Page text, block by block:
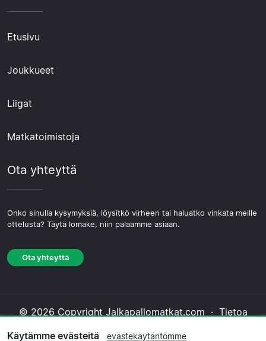
Etusivu
Joukkueet
Liigat
Matkatoimistoja
Ota yhteyttä
Onko sinulla kysymyksiä, löysitkö virheen tai haluatko vinkata meille
ottelusta? Täytä lomake, niin palaamme asiaan.
Ota yhteyttä
© 2026 Copyright Jalkapallomatkat.com · Tietoa
Käytämme evästeitä evästekäytäntömme